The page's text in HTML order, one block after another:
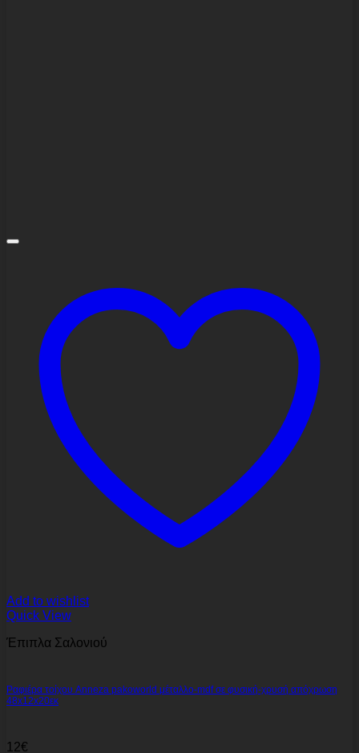
Add to wishlist
Quick View
Έπιπλα Σαλονιού
Ραφιέρα τοίχου Anneza pakoworld μέταλλο-mdf σε φυσική-χρυσή απόχρωση
48x12x20εκ
12€